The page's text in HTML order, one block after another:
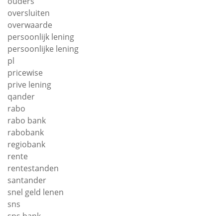
oversluiten
overwaarde
persoonlijk lening
persoonlijke lening
pl
pricewise
prive lening
qander
rabo
rabo bank
rabobank
regiobank
rente
rentestanden
santander
snel geld lenen
sns